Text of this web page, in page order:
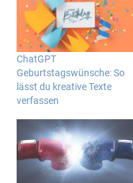
ChatGPT
Geburtstagswünsche: So
lässt du kreative Texte
verfassen